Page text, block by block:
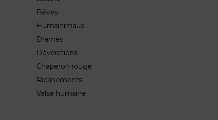
Rêves
Humainimaux
Drames
Dévorations
Chaperon rouge
Ricanements
Valse humaine